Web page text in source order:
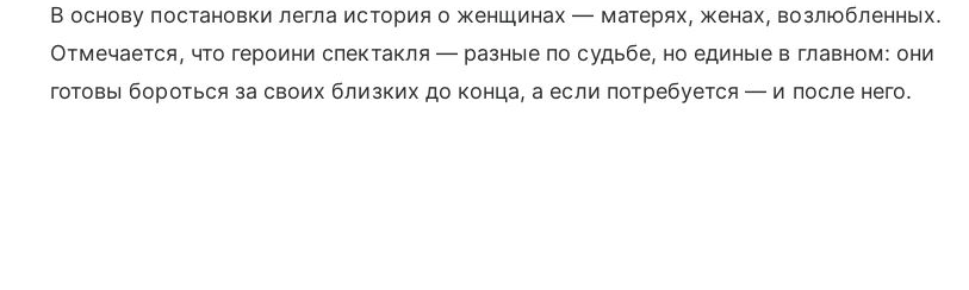
В основу постановки легла история о женщинах — матерях, женах, возлюбленных.
Отмечается, что героини спектакля — разные по судьбе, но единые в главном: они
готовы бороться за своих близких до конца, а если потребуется — и после него.